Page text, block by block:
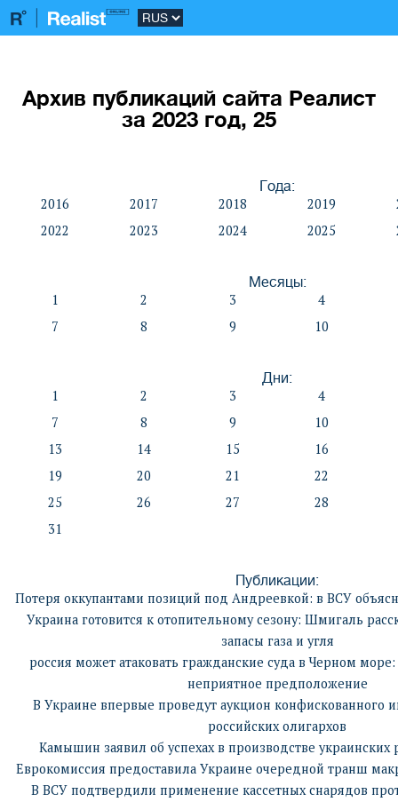
Архив публикаций сайта Реалист
за 2023 год, 25
Года:
2016 2017 2018 2019
2022
2023 2024 2025
Месяцы:
1 2 3
4
7
8 9 10
Дни:
1 2 3
4
7
8 9
10
13
14 15
16
19
20 21
22
25
26 27
28
31
Публикации:
Потеря оккупантами позиций под Андреевкой: в ВСУ
Украина готовится к отопительному сезону: Шмигаль
запасы газа и угля
россия может атаковать гражданские суда в Черном
неприятное предположение
В Украине впервые проведут аукцион конфискованного
российских олигархов
Камышин заявил об успехах в производстве украинских
Еврокомиссия предоставила Украине очередной транш
В ВСУ подтвердили применение кассетных снарядов